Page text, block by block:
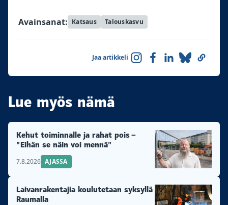
Avainsanat: Katsaus Talouskasvu
Jaa artikkeli
Lue myös nämä
Kehut toiminnalle ja rahat pois –
”Eihän se näin voi mennä”
7.8.2026 AJASSA
Laivanrakentajia koulutetaan syksyllä
Raumalla